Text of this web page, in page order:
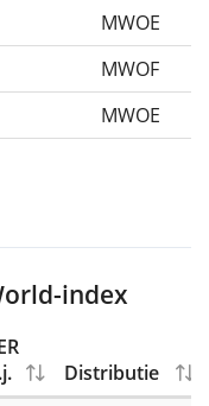
MWOE
MWOF
MWOE
index
Distributie